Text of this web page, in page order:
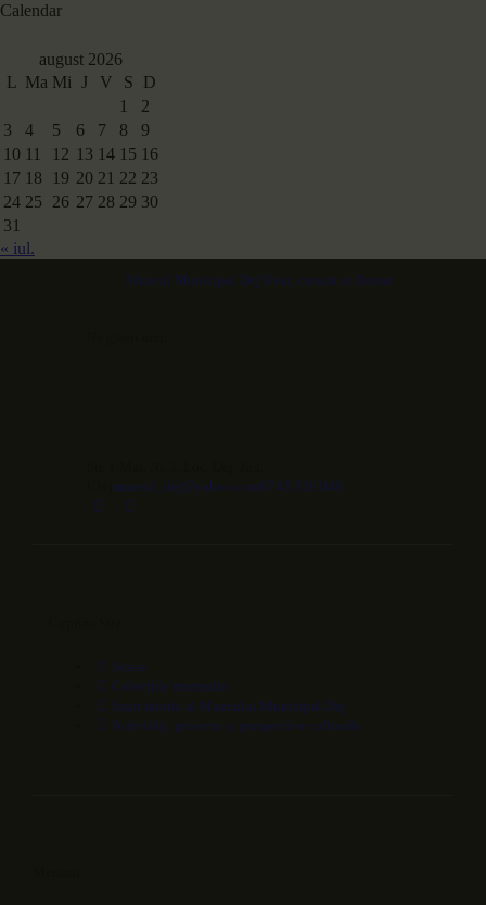
Calendar
august 2026
L Ma Mi J V S
D
1
2
3
4 5 6 7 8
9
10 11 12 13 14 15 16
17 18 19 20 21 22 23
24 25 26 27 28 29 30
31
« iul.
Muzeul Municipal Dej Vivat, crescat et floreat
muzeul_dej@yahoo.com0743 326 048
Acasa
Colecțiile muzeului
Scurt istoric al Muzeului Municipal Dej
Activități, proiecte și perspective culturale